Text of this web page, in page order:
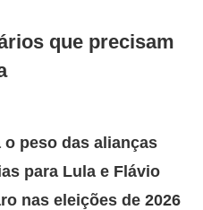
que precisam
o peso das alianças
para Lula e Flávio
nas eleições de 2026